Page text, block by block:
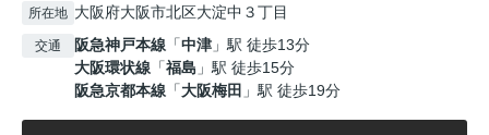
所在地 大阪府大阪市北区大淀中３丁目
交通 阪急神戸本線 「中津 」駅 徒歩13分
大阪環状線 「福島 」駅 徒歩15分
阪急京都本線 「大阪梅田 」駅 徒歩19分